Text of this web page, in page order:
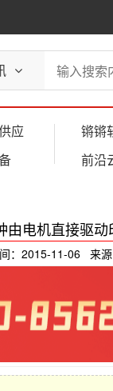
应
锵锵
前沿
由电机直接驱
：2015-11-06 来